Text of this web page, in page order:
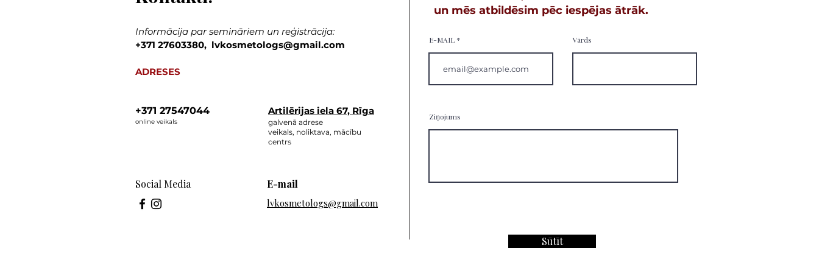
Informācija par semināriem un reģistrācija:
+371 27603380, lvkosmetologs@gmail.com
ADRESES
+371 27547044
online veikals
Social Media
Artilērijas iela 67, Rīga
galvenā adrese
veikals, noliktava, mācību
centrs
E-mail
lvkosmetologs@gmail.com
un mēs atbildēsim pēc iespējas ātrāk.
E-MAIL Vārds
Ziņojums
Sūtīt